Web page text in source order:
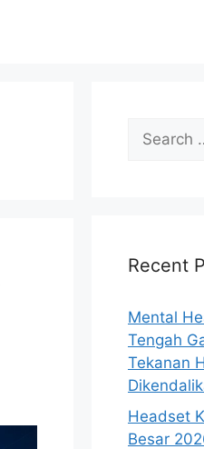
f
r
:
Recent
Mental
Tengah
Tekanan
Headset
Besar